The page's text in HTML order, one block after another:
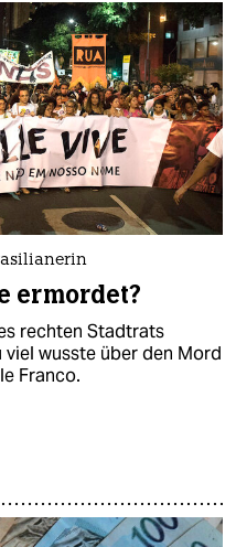
ermordet?
rechten Stadtrats
wusste über den Mord
Franco.